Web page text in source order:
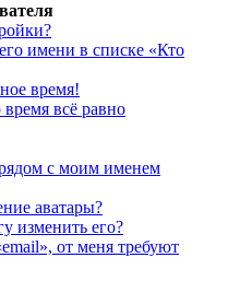
имени в списке «Кто
время!
всё равно
с моим именем
аватары?
изменить его?
от меня требуют